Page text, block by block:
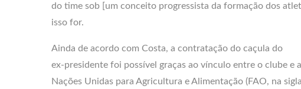
do time sob [um conceito progressista da formação dos
isso for.
Ainda de acordo com Costa, a contratação do caçula do
ex-presidente foi possível graças ao vínculo entre o clube e
Nações Unidas para Agricultura e Alimentação (FAO, na